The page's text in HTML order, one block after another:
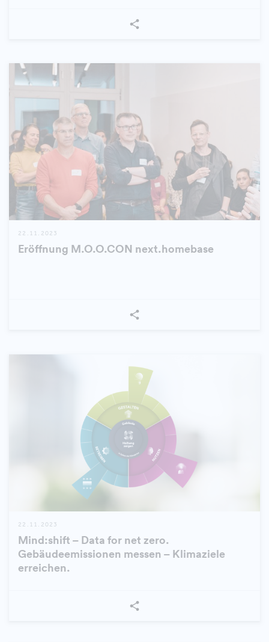
22.11.2023
Eröffnung M.O.O.CON next.homebase
22.11.2023
Mind:shift – Data for net zero.
Gebäudeemissionen messen – Klimaziele
erreichen.